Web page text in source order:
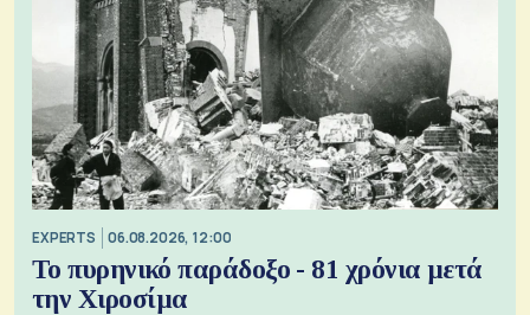
EXPERTS 06.08.2026, 12:00
Το πυρηνικό παράδοξο - 81 χρόνια μετά
την Χιροσίμα